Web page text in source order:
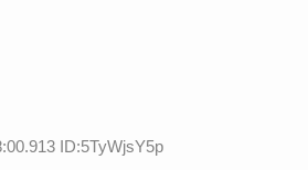
ID:5TyWjsY5p